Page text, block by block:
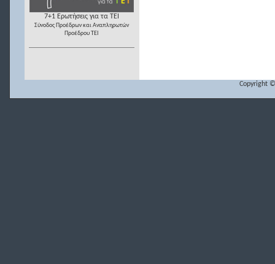
7+1 Ερωτήσεις για τα ΤΕΙ
Σύνοδος Προέδρων και Αναπληρωτών
Προέδρου ΤΕΙ
Copyright